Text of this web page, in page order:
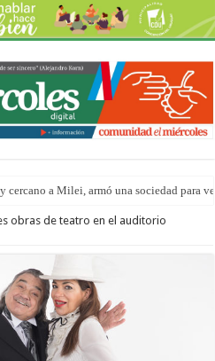
cercano a Milei, armó una sociedad para
obras de teatro en el auditorio